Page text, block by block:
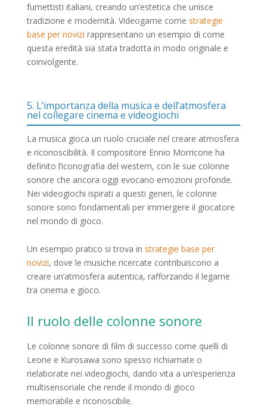
fumettisti italiani, creando un’estetica che unisce
tradizione e modernità. Videogame come strategie
base per novizi rappresentano un esempio di come
questa eredità sia stata tradotta in modo originale e
coinvolgente.
5. L’importanza della musica e dell’atmosfera
nel collegare cinema e videogiochi
La musica gioca un ruolo cruciale nel creare atmosfera
e riconoscibilità. Il compositore Ennio Morricone ha
definito l’iconografia del western, con le sue colonne
sonore che ancora oggi evocano emozioni profonde.
Nei videogiochi ispirati a questi generi, le colonne
sonore sono fondamentali per immergere il giocatore
nel mondo di gioco.
Un esempio pratico si trova in strategie base per
novizi, dove le musiche ricercate contribuiscono a
creare un’atmosfera autentica, rafforzando il legame
tra cinema e gioco.
Il ruolo delle colonne sonore
Le colonne sonore di film di successo come quelli di
Leone e Kurosawa sono spesso richiamate o
rielaborate nei videogiochi, dando vita a un’esperienza
multisensoriale che rende il mondo di gioco
memorabile e riconoscibile.